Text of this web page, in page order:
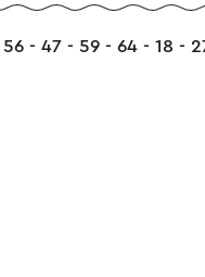
- 47 - 59 - 64 - 18 -